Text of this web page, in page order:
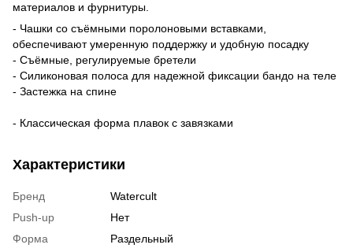
материалов и фурнитуры.
- Чашки со съёмными поролоновыми вставками,
обеспечивают умеренную поддержку и удобную посадку
- Съёмные, регулируемые бретели
- Силиконовая полоса для надежной фиксации бандо на теле
- Застежка на спине
- Классическая форма плавок с завязками
Характеристики
Бренд
Watercult
Push-up
Нет
Форма
Раздельный